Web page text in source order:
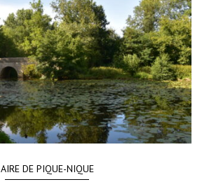
AIRE DE PIQUE-NIQUE